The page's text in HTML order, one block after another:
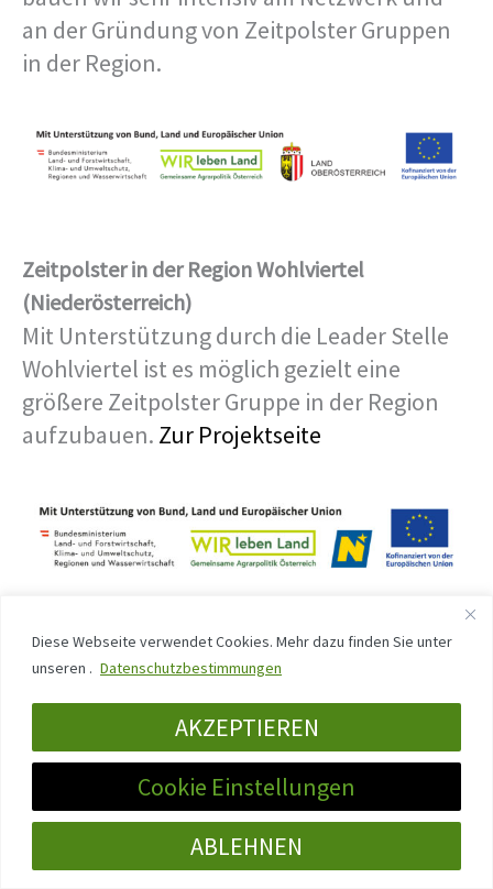
Diese Webseite verwendet Cookies. Mehr dazu finden Sie unter
unseren . Datenschutzbestimmungen
Cookie Einstellungen
ABLEHNEN
AKZEPTIEREN
an der Gründung von Zeitpolster Gruppen
in der Region.
Zeitpolster in der Region Wohlviertel
(Niederösterreich)
Mit Unterstützung durch die Leader Stelle
Wohlviertel ist es möglich gezielt eine
größere Zeitpolster Gruppe in der Region
aufzubauen. Zur Projektseite
Zeitpolster in der Region Eisenstraße
In Zusammenarbeit mit der Leader Stelle in
der Region Eisenstraße bauen wir sehr
intensiv am Netzwerk und an der Gründung
von Zeitpolster Gruppen in der Region.Zur